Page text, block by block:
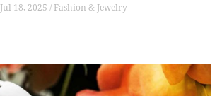
Jul 18, 2025 / Fashion & Jewelry